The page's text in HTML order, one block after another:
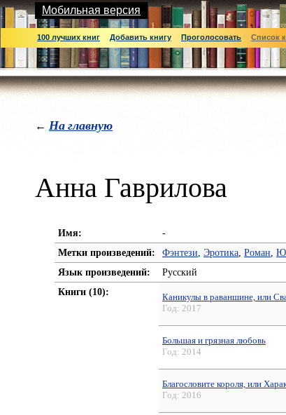
Мобильная версия
100 лучших книг Добавить книгу Проголосовать Список
← На главную
Анна Гаврилова
Имя:
-
Метки произведений:
Фэнтези Эротика Роман
Язык произведений:
Русский
Книги (10):
Каникулы в раваншине, или
Год: 2017
Большая и грязная любовь
Год: 2014
Благословите короля, или
Год: 2016